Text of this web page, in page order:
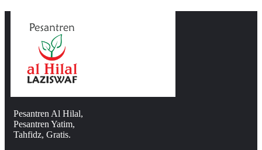
Pesantren Al Hilal,
Pesantren Yatim,
Tahfidz, Gratis.